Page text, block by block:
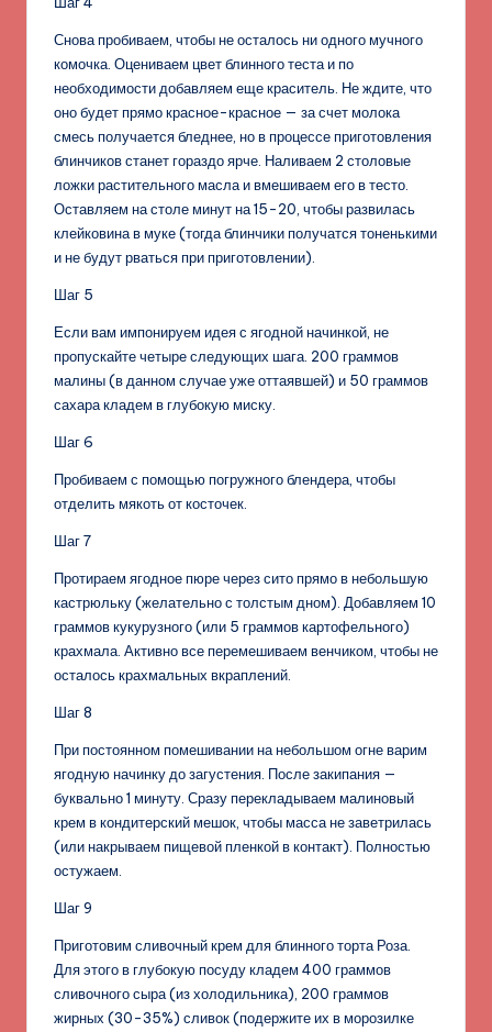
Снова пробиваем, чтобы не осталось ни одного мучного
комочка. Оцениваем цвет блинного теста и по
необходимости добавляем еще краситель. Не ждите, что
оно будет прямо красное-красное — за счет молока
смесь получается бледнее, но в процессе приготовления
блинчиков станет гораздо ярче. Наливаем 2 столовые
ложки растительного масла и вмешиваем его в тесто.
Оставляем на столе минут на 15-20, чтобы развилась
клейковина в муке (тогда блинчики получатся тоненькими
и не будут рваться при приготовлении).
Шаг 5
Если вам импонируем идея с ягодной начинкой, не
пропускайте четыре следующих шага. 200 граммов
малины (в данном случае уже оттаявшей) и 50 граммов
сахара кладем в глубокую миску.
Шаг 6
Пробиваем с помощью погружного блендера, чтобы
отделить мякоть от косточек.
Шаг 7
Протираем ягодное пюре через сито прямо в небольшую
кастрюльку (желательно с толстым дном). Добавляем 10
граммов кукурузного (или 5 граммов картофельного)
крахмала. Активно все перемешиваем венчиком, чтобы не
осталось крахмальных вкраплений.
Шаг 8
При постоянном помешивании на небольшом огне варим
ягодную начинку до загустения. После закипания —
буквально 1 минуту. Сразу перекладываем малиновый
крем в кондитерский мешок, чтобы масса не заветрилась
(или накрываем пищевой пленкой в контакт). Полностью
остужаем.
Шаг 9
Приготовим сливочный крем для блинного торта Роза.
Для этого в глубокую посуду кладем 400 граммов
сливочного сыра (из холодильника), 200 граммов
жирных (30-35%) сливок (подержите их в морозилке